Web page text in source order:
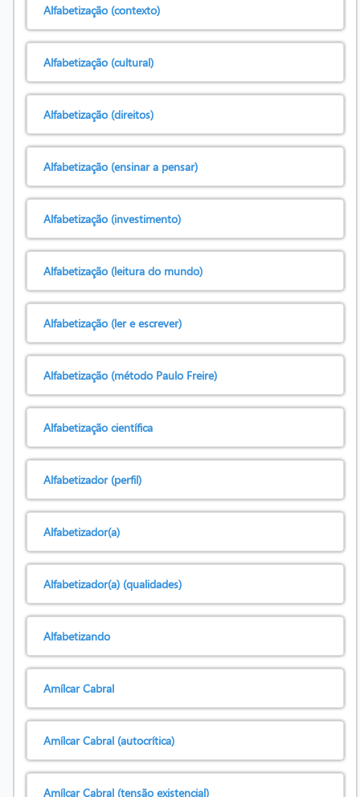
Alfabetização (contexto)
Alfabetização (cultural)
Alfabetização (direitos)
Alfabetização (ensinar a pensar)
Alfabetização (investimento)
Alfabetização (leitura do mundo)
Alfabetização (ler e escrever)
Alfabetização (método Paulo Freire)
Alfabetização científica
Alfabetizador (perfil)
Alfabetizador(a)
Alfabetizador(a) (qualidades)
Alfabetizando
Amílcar Cabral
Amílcar Cabral (autocrítica)
Amílcar Cabral (tensão existencial)